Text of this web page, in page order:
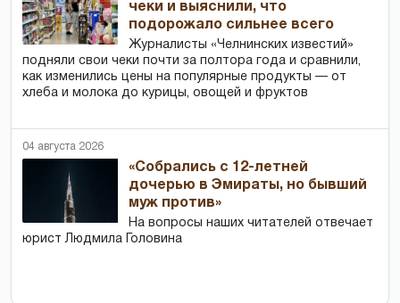
чеки и выяснили, что
подорожало сильнее всего
Журналисты «Челнинских известий»
подняли свои чеки почти за полтора года и сравнили,
как изменились цены на популярные продукты — от
хлеба и молока до курицы, овощей и фруктов
04 августа 2026
«Собрались с 12-летней
дочерью в Эмираты, но бывший
муж против»
На вопросы наших читателей отвечает
юрист Людмила Головина